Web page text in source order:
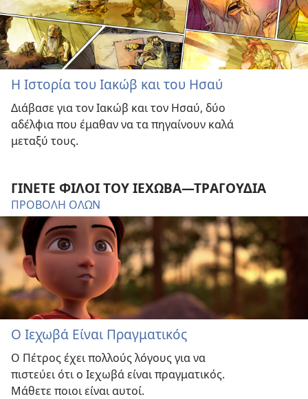
Η Ιστορία του Ιακώβ και του Ησαύ
Διάβασε για τον Ιακώβ και τον Ησαύ, δύο
αδέλφια που έμαθαν να τα πηγαίνουν καλά
μεταξύ τους.
ΓΙΝΕΤΕ ΦΙΛΟΙ ΤΟΥ ΙΕΧΩΒΑ​—ΤΡΑΓΟΥΔΙΑ
ΠΡΟΒΟΛΗ ΟΛΩΝ
Ο Ιεχωβά Είναι Πραγματικός
Ο Πέτρος έχει πολλούς λόγους για να
πιστεύει ότι ο Ιεχωβά είναι πραγματικός.
Μάθετε ποιοι είναι αυτοί.